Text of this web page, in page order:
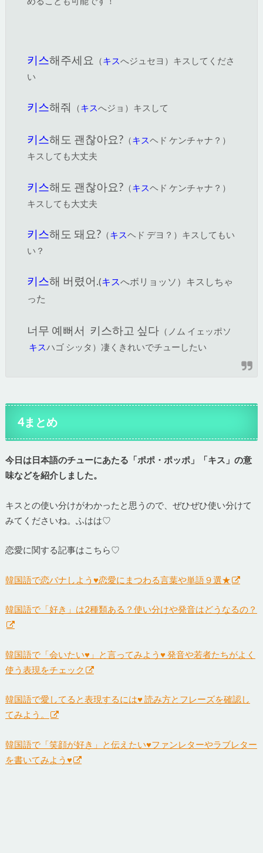
키스해주세요 （キスへジュセヨ）キスしてくださ
い
키스해줘 （キスへジョ）キスして
키스해도 괜찮아요? （キスヘド ケンチャナ？）
キスしても大丈夫
키스해도 괜찮아요? （キスヘド ケンチャナ？）
キスしても大丈夫
키스해도 돼요? （キスヘド デヨ？）キスしてもい
い？
키스해 버렸어.(キスへボリョッソ）キスしちゃ
った
너무 예뻐서 키스하고 싶다 （ノム イェッポソ
キスハゴ シッタ）凄くきれいでチューしたい
4まとめ
今日は日本語のチューにあたる「ポポ・ポッポ」「キス」の意
味などを紹介しました。
キスとの使い分けがわかったと思うので、ぜひぜひ使い分けて
みてくださいね。ふはは♡
恋愛に関する記事はこちら♡
韓国語で恋バナしよう♥恋愛にまつわる言葉や単語９選★
韓国語で「好き」は2種類ある？使い分けや発音はどうなるの？
韓国語で「会いたい♥」と言ってみよう♥ 発音や若者たちがよく
使う表現をチェック
韓国語で愛してると表現するには♥ 読み方とフレーズを確認し
てみよう。
韓国語で「笑顔が好き」と伝えたい♥ファンレターやラブレター
を書いてみよう♥